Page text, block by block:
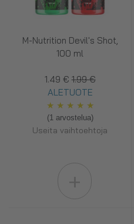
M-Nutrition Devil's Shot,
100 ml
1.49 € 1.99 €
ALETUOTE
★ ★ ★ ★ ★
(1 arvostelua)
Useita vaihtoehtoja